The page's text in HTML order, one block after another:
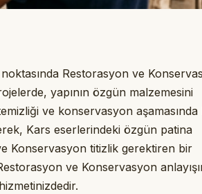
noktasında Restorasyon ve
yapının özgün malzemesini
ve konservasyon aşamasında
Kars eserlerindeki özgün patina
Konservasyon titizlik gerektiren bir
ve Konservasyon